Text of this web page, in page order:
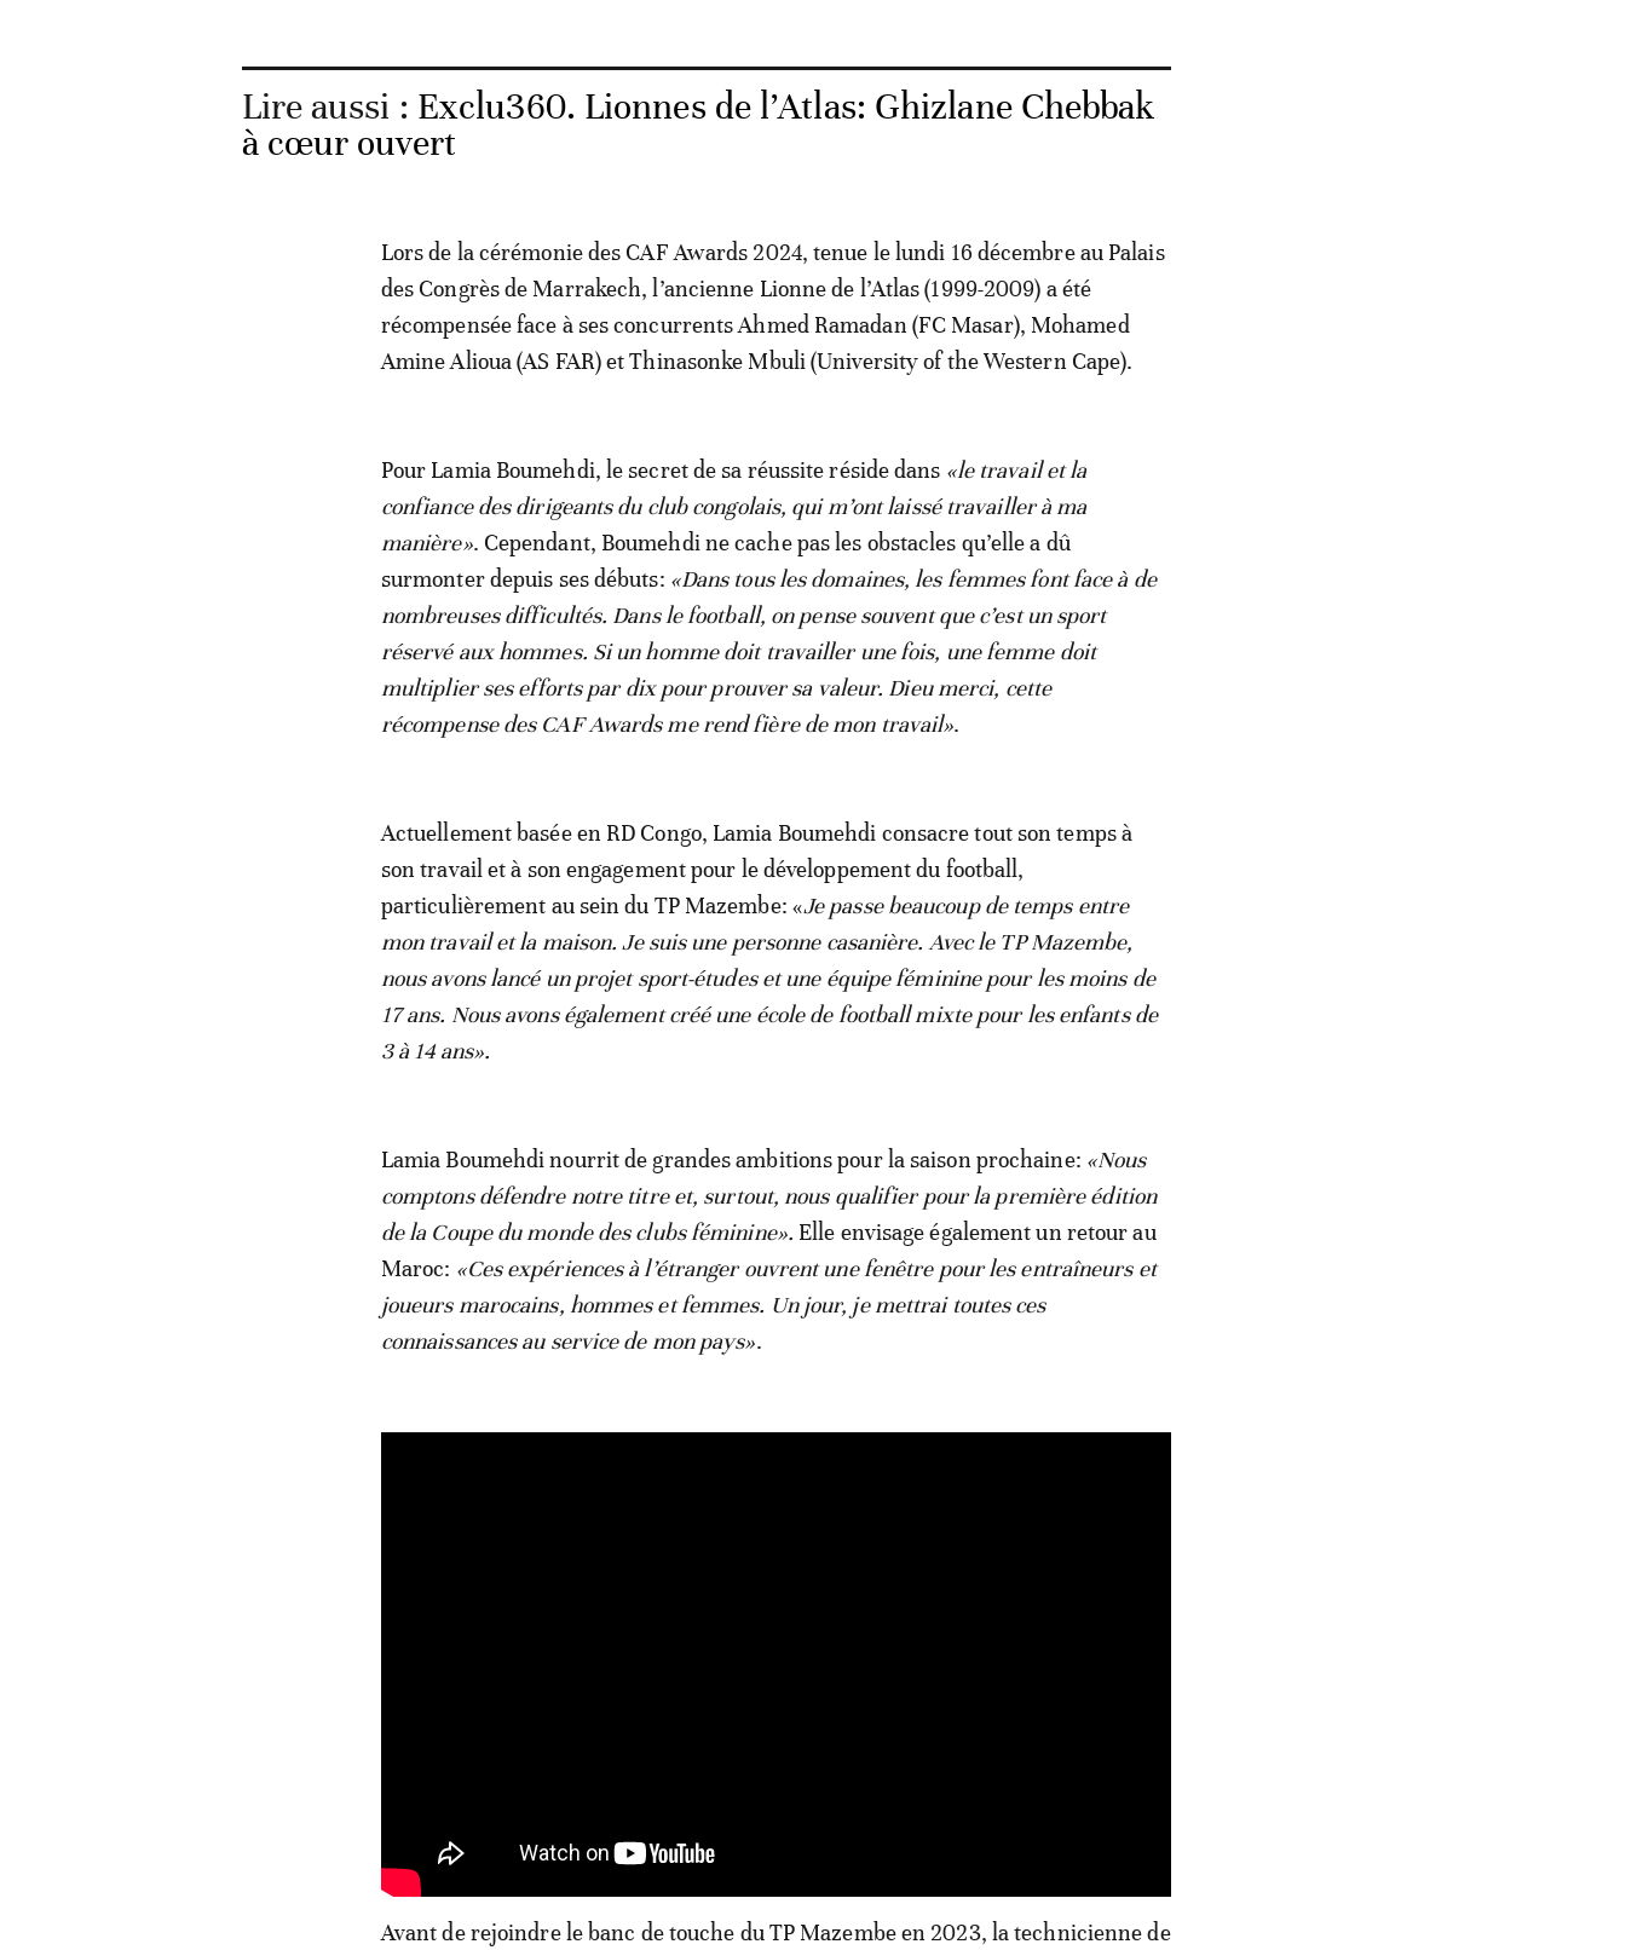
Lire aussi : Exclu360. Lionnes de l’Atlas: Ghizlane Chebbak
à cœur ouvert
Lors de la cérémonie des CAF Awards 2024, tenue le lundi 16 décembre au Palais
des Congrès de Marrakech, l’ancienne Lionne de l’Atlas (1999-2009) a été
récompensée face à ses concurrents Ahmed Ramadan (FC Masar), Mohamed
Amine Alioua (AS FAR) et Thinasonke Mbuli (University of the Western Cape).
Pour Lamia Boumehdi, le secret de sa réussite réside dans «le travail et la
confiance des dirigeants du club congolais, qui m’ont laissé travailler à ma
manière». Cependant, Boumehdi ne cache pas les obstacles qu’elle a dû
surmonter depuis ses débuts: «Dans tous les domaines, les femmes font face à de
nombreuses difficultés. Dans le football, on pense souvent que c’est un sport
réservé aux hommes. Si un homme doit travailler une fois, une femme doit
multiplier ses efforts par dix pour prouver sa valeur. Dieu merci, cette
récompense des CAF Awards me rend fière de mon travail».
Actuellement basée en RD Congo, Lamia Boumehdi consacre tout son temps à
son travail et à son engagement pour le développement du football,
particulièrement au sein du TP Mazembe: «Je passe beaucoup de temps entre
mon travail et la maison. Je suis une personne casanière. Avec le TP Mazembe,
nous avons lancé un projet sport-études et une équipe féminine pour les moins de
17 ans. Nous avons également créé une école de football mixte pour les enfants de
3 à 14 ans».
Lamia Boumehdi nourrit de grandes ambitions pour la saison prochaine: «Nous
comptons défendre notre titre et, surtout, nous qualifier pour la première édition
de la Coupe du monde des clubs féminine». Elle envisage également un retour au
Maroc: «Ces expériences à l’étranger ouvrent une fenêtre pour les entraîneurs et
joueurs marocains, hommes et femmes. Un jour, je mettrai toutes ces
connaissances au service de mon pays».
Avant de rejoindre le banc de touche du TP Mazembe en 2023, la technicienne de